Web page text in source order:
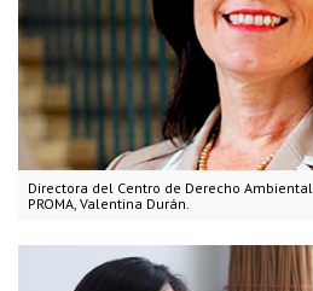
Directora del Centro de Derecho
PROMA, Valentina Durán.